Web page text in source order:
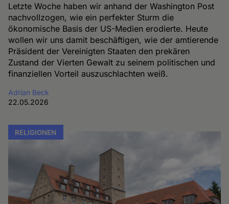
Letzte Woche haben wir anhand der Washington Post
nachvollzogen, wie ein perfekter Sturm die
ökonomische Basis der US-Medien erodierte. Heute
wollen wir uns damit beschäftigen, wie der amtierende
Präsident der Vereinigten Staaten den prekären
Zustand der Vierten Gewalt zu seinem politischen und
finanziellen Vorteil auszuschlachten weiß.
Adrian Beck
22.05.2026
RELIGIONEN